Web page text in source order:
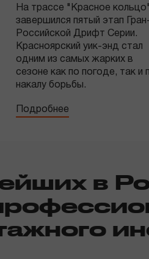
На трассе "Красное кольцо"
завершился пятый этап
Российской Дрифт Серии.
Красноярский уик-энд стал
одним из самых жарких в
сезоне как по погоде, так и
накалу борьбы.
Подробнее
в